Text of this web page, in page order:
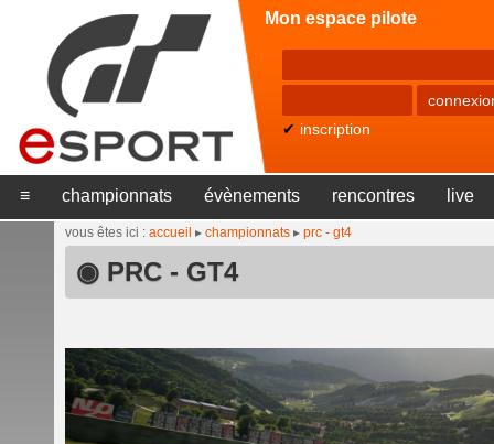
Mon espace pilote
✔ inscription
≡ championnats évènements rencontres live
vous êtes ici : accueil ▸ championnats ▸ prc - gt4
◉ PRC - GT4